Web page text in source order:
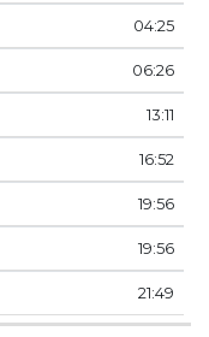
04:25
06:26
13:11
16:52
19:56
19:56
21:49